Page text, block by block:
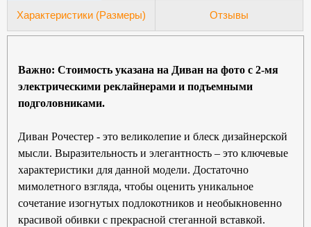
Характеристики (Размеры) Отзывы
Важно: Стоимость указана на Диван на фото с 2-мя
электрическими реклайнерами и подъемными
подголовниками.
Диван Рочестер - это великолепие и блеск дизайнерской
мысли. Выразительность и элегантность – это ключевые
характеристики для данной модели. Достаточно
мимолетного взгляда, чтобы оценить уникальное
сочетание изогнутых подлокотников и необыкновенно
красивой обивки с прекрасной стеганной вставкой.